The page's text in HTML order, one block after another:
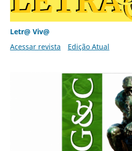
Letr@ Viv@
Acessar revista
Edição Atual